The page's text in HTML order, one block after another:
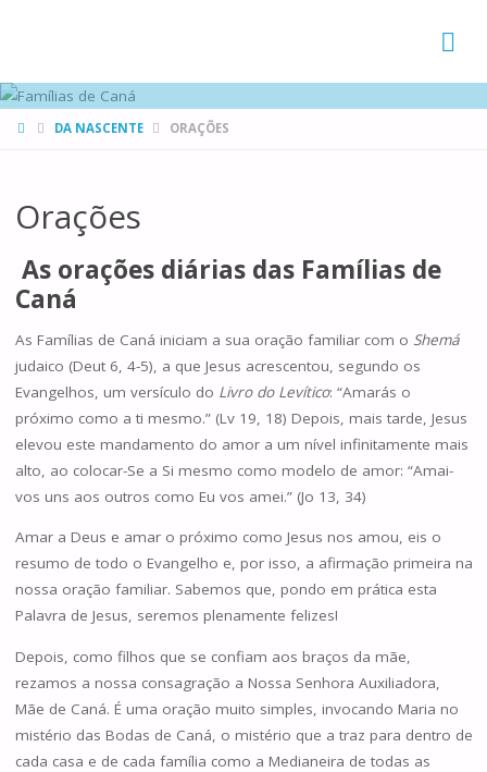
HOMEDA NASCENTE ORAÇÕES
Orações
As orações diárias das Famílias de
Caná
As Famílias de Caná iniciam a sua oração familiar com o Shemá
judaico (Deut 6, 4-5), a que Jesus acrescentou, segundo os
Evangelhos, um versículo do Livro do Levítico: “Amarás o
próximo como a ti mesmo.” (Lv 19, 18) Depois, mais tarde, Jesus
elevou este mandamento do amor a um nível infinitamente mais
alto, ao colocar-Se a Si mesmo como modelo de amor: “Amai-
vos uns aos outros como Eu vos amei.” (Jo 13, 34)
Amar a Deus e amar o próximo como Jesus nos amou, eis o
resumo de todo o Evangelho e, por isso, a afirmação primeira na
nossa oração familiar. Sabemos que, pondo em prática esta
Palavra de Jesus, seremos plenamente felizes!
Depois, como filhos que se confiam aos braços da mãe,
rezamos a nossa consagração a Nossa Senhora Auxiliadora,
Mãe de Caná. É uma oração muito simples, invocando Maria no
mistério das Bodas de Caná, o mistério que a traz para dentro de
cada casa e de cada família como a Medianeira de todas as